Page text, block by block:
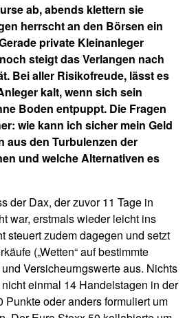
ab, abends klettern sie
herrscht an den Börsen ein
private Kleinanleger
steigt das Verlangen nach
Bei aller Risikofreude, lässt es
kalt, wenn sich sein
Boden entpuppt. Die Fragen
wie kann ich sicher mein Geld
aus den Turbulenzen der
und welche Alternativen es
der Dax, der zuvor 11 Tage in
war, erstmals wieder leicht ins
steuert zudem dagegen und setzt
(„Wetten“ auf bestimmte
Versicheurngswerte aus. Nichts
einmal 14 Handelstagen in der
Punkte oder anders formuliert um